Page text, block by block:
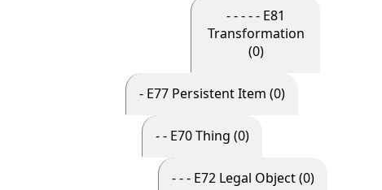
- - - - - E81
Transformation
(0)
- E77 Persistent Item (0)
- - E70 Thing (0)
- - - E72 Legal Object (0)